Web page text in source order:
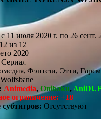
с 11 июля 2020 г. по 26 сент.
12 из 12
2020
Фэнтези, Этти, Гарем
Wolfsbane
Animedia, Onibaku,
ограничение: +18
Отсутствуют